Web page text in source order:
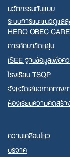
นวัตกรรมต้นแบบ
ระบบการแนะแนวดูแล
HERO OBEC CARE
การศึกษายืดหยุ่น
iSEE ฐานข้อมูลเพื่อค
โรงเรียน TSQP
จังหวัดเสมอภาคทาง
ห้องเรียนความคิดสร้า
ความเคลื่อนไหว
บริจาค